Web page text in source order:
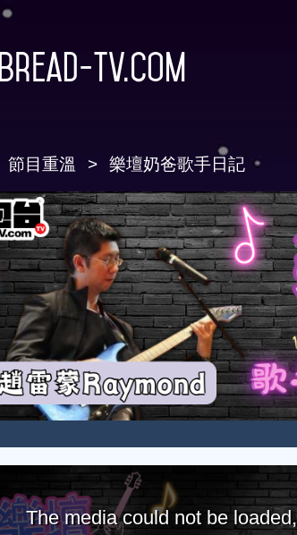
Bread-TV.com
節目重溫 樂壇奶爸歌手日記
The media could not be